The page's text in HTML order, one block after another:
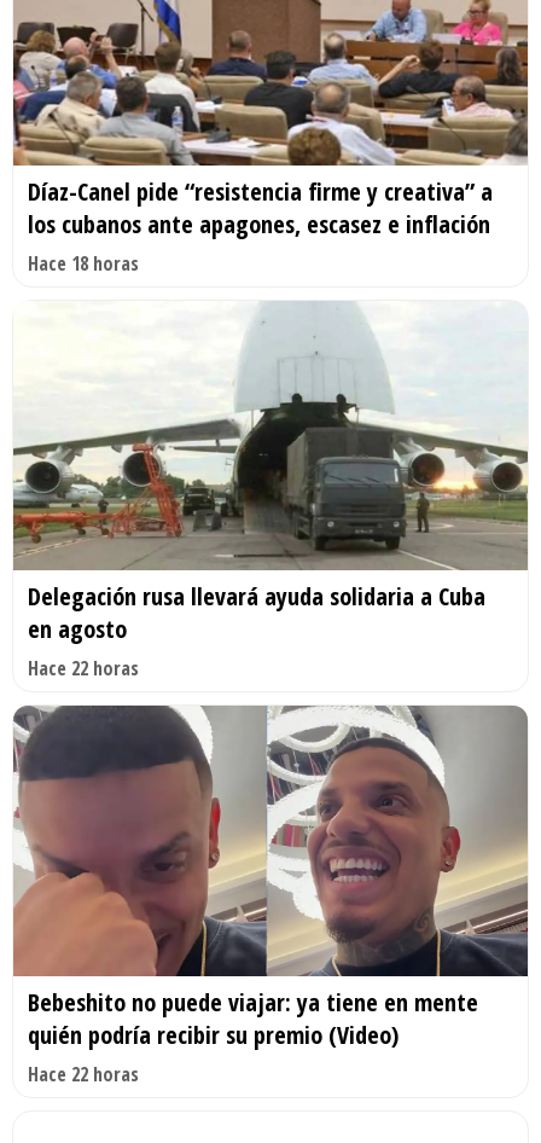
Díaz-Canel pide “resistencia firme y creativa” a
los cubanos ante apagones, escasez e inflación
Hace 18 horas
Delegación rusa llevará ayuda solidaria a Cuba
en agosto
Hace 22 horas
Bebeshito no puede viajar: ya tiene en mente
quién podría recibir su premio (Video)
Hace 22 horas